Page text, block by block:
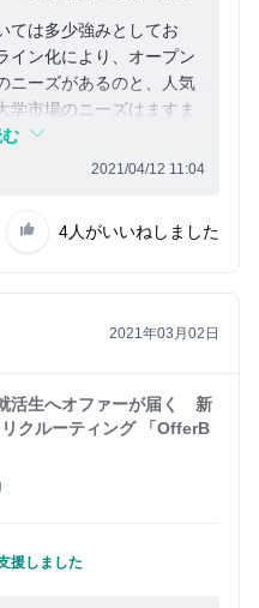
ては多少強みとしてお
イン化により、オープン
ニーズがあるのと、人気
学市場のニーズはますま
2021/04/12 11:04
4人がいいねしました
2021年03月02日
活生へオファーが届く 新
クルーティング 「OfferB
援しました